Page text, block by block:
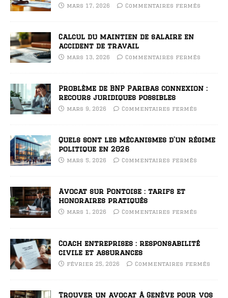
mars 17, 2026 Commentaires fermés
Calcul du maintien de salaire en
accident de travail
mars 13, 2026 Commentaires fermés
Problème de BNP Paribas connexion :
recours juridiques possibles
mars 9, 2026 Commentaires fermés
Quels sont les mécanismes d’un régime
politique en 2026
mars 5, 2026 Commentaires fermés
Avocat sur Pontoise : tarifs et
honoraires pratiqués
mars 1, 2026 Commentaires fermés
Coach entreprises : responsabilité
civile et assurances
février 25, 2026 Commentaires fermés
Trouver un avocat à Genève pour vos